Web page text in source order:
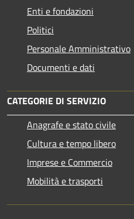
Enti e fondazioni
Politici
Personale Amministrativo
Documenti e dati
CATEGORIE DI SERVIZIO
Anagrafe e stato civile
Cultura e tempo libero
Imprese e Commercio
Mobilità e trasporti